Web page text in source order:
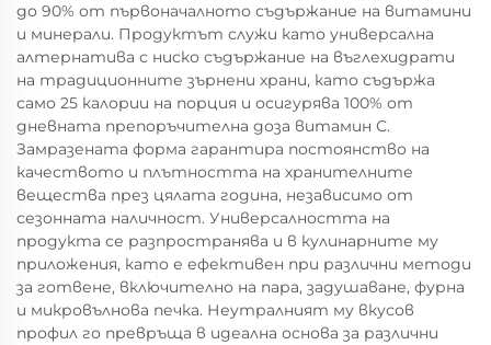
до 90% от първоначалното съдържание на витамини
и минерали. Продуктът служи като универсална
алтернатива с ниско съдържание на въглехидрати
на традиционните зърнени храни, като съдържа
само 25 калории на порция и осигурява 100% от
дневната препоръчителна доза витамин С.
Замразената форма гарантира постоянство на
качеството и плътността на хранителните
вещества през цялата година, независимо от
сезонната наличност. Универсалността на
продукта се разпространява и в кулинарните му
приложения, като е ефективен при различни методи
за готвене, включително на пара, задушаване, фурна
и микровълнова печка. Неутралният му вкусов
профил го превръща в идеална основа за различни